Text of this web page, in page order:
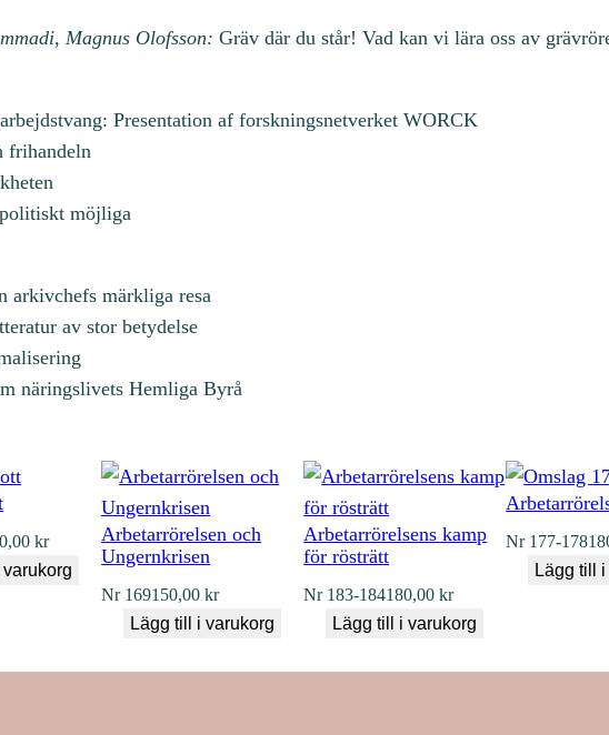
Magnus Olofsson:Gräv där du står! Vad kan vi lära oss av
Presentation af forskningsnetverket WORCK
frihandeln
möjliga
arkivchefs märkliga resa
av stor betydelse
näringslivets Hemliga Byrå
kr
Arbetarrörelsen och
Ungernkrisen
Nr 169150,00kr
Lägg till i varukorg
Arbetarrörelsens kamp
för rösträtt
Nr 183-184180,00kr
Lägg till i varukorg
Nr 177-178
Lägg till